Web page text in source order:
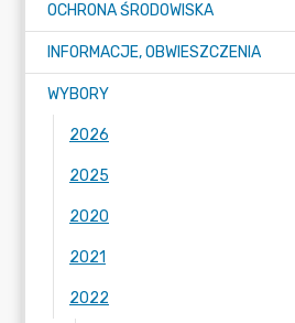
OCHRONA ŚRODOWISKA
INFORMACJE, OBWIESZCZENIA
WYBORY
2026
2025
2020
2021
2022